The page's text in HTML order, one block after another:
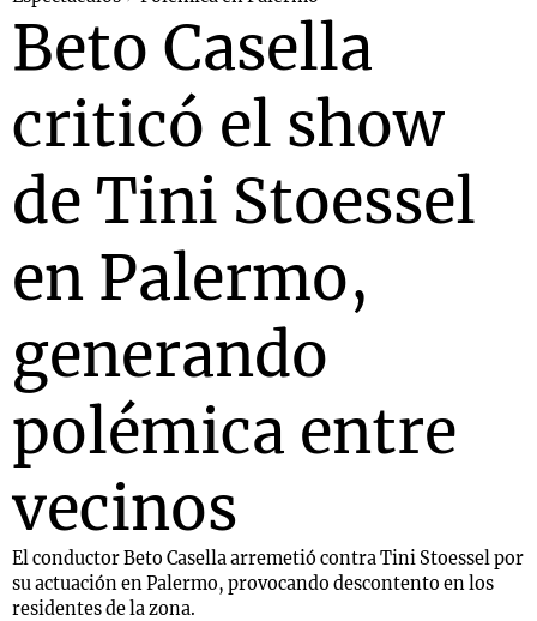
Beto Casella
criticó el show
de Tini Stoessel
en Palermo,
generando
polémica entre
vecinos
El conductor Beto Casella arremetió contra Tini Stoessel por
su actuación en Palermo, provocando descontento en los
residentes de la zona.